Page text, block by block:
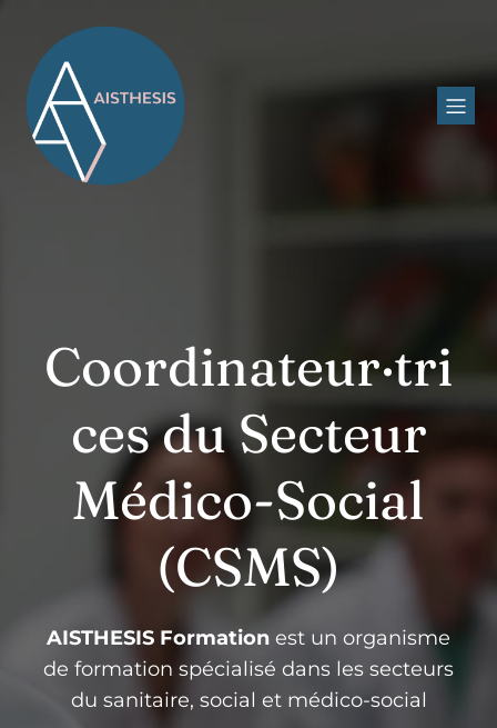
Coordinateur·tri
ces du Secteur
Médico-Social
(CSMS)
AISTHESIS Formation est un organisme
de formation spécialisé dans les secteurs
du sanitaire, social et médico-social